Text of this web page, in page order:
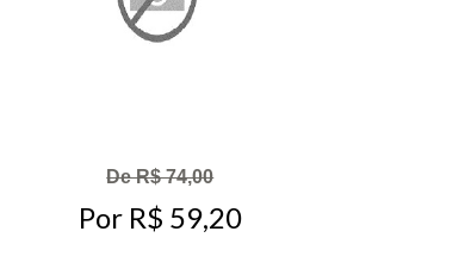
De R$ 74,00
Por R$ 59,20